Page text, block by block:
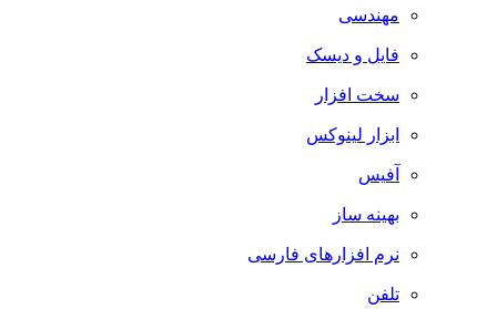
مهندسی
فایل و دیسک
سخت افزار
ابزار لینوکس
آفیس
بهینه ساز
نرم افزارهای فارسی
تلفن